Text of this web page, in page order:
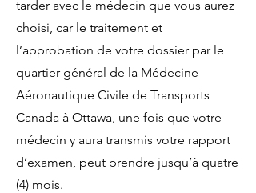
tarder avec le médecin que vous aurez
choisi, car le traitement et
l’approbation de votre dossier par le
quartier général de la Médecine
Aéronautique Civile de Transports
Canada à Ottawa, une fois que votre
médecin y aura transmis votre rapport
d’examen, peut prendre jusqu’à quatre
(4) mois.